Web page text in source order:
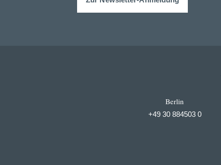
Berlin
+49 30 884503 0